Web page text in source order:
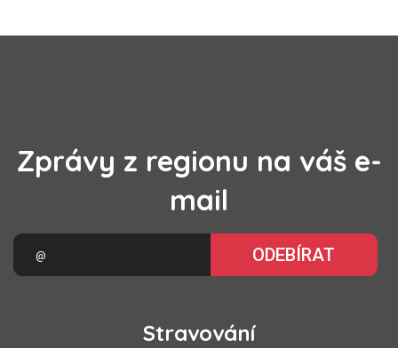
Zprávy z regionu na váš e-
mail
ODEBÍRAT
Stravování